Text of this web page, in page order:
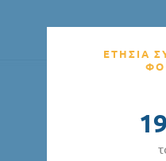
ΕΤΗΣΙΑ